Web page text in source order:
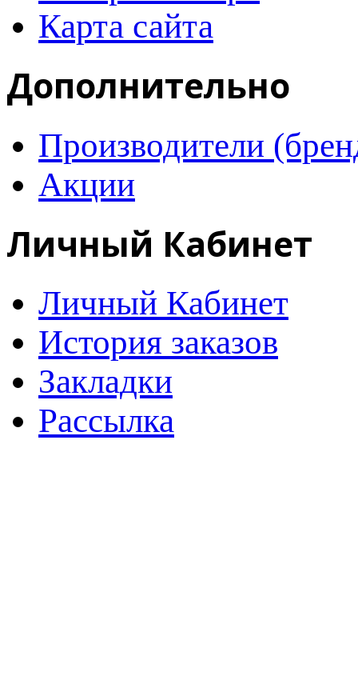
Карта сайта
Дополнительно
Производители
Акции
Личный Кабинет
Личный Кабинет
История заказов
Закладки
Рассылка